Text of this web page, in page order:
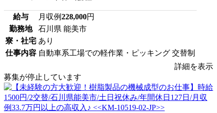
給与 月収例228,000円
勤務地
石川県 能美市
寮・社宅 あり
仕事内容 自動車系工場での軽作業・ピッキング 交替制
詳細を表示
募集が停止しています